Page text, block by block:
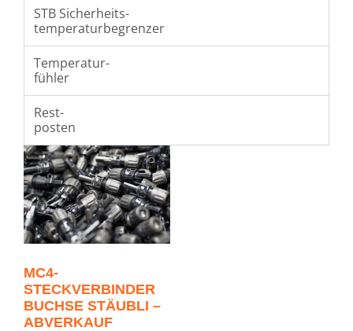
STB Sicherheits-
temperaturbegrenzer
Temperatur-
fühler
Rest-
posten
MC4-
STECKVERBINDER
BUCHSE STÄUBLI –
ABVERKAUF